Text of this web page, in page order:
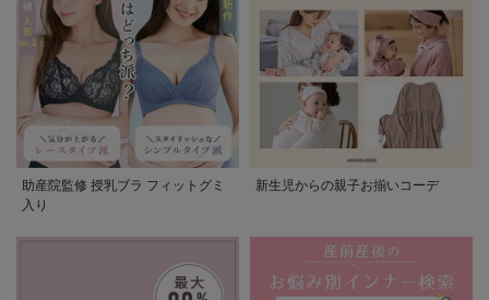
助産院監修 授乳ブラ フィットグミ
入り
新生児からの親子お揃いコーデ